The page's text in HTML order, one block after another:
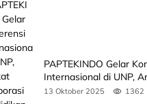
PAPTEKINDO Gelar
Internasional di UNP,
Kolaborasi Pendidikan
13 Oktober 2025 1362